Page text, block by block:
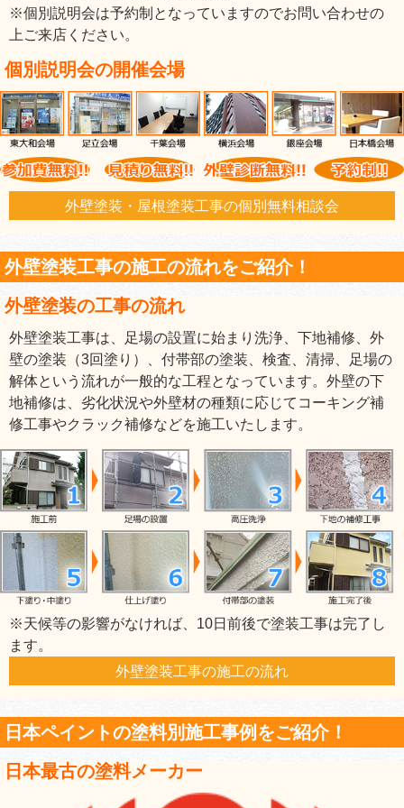
※個別説明会は予約制となっていますのでお問い合わせの
上ご来店ください。
個別説明会の開催会場
外壁塗装・屋根塗装工事の個別無料相談会
外壁塗装工事の施工の流れをご紹介！
外壁塗装の工事の流れ
外壁塗装工事は、足場の設置に始まり洗浄、下地補修、外
壁の塗装（3回塗り）、付帯部の塗装、検査、清掃、足場の
解体という流れが一般的な工程となっています。外壁の下
地補修は、劣化状況や外壁材の種類に応じてコーキング補
修工事やクラック補修などを施工いたします。
※天候等の影響がなければ、10日前後で塗装工事は完了し
ます。
外壁塗装工事の施工の流れ
日本ペイントの塗料別施工事例をご紹介！
日本最古の塗料メーカー